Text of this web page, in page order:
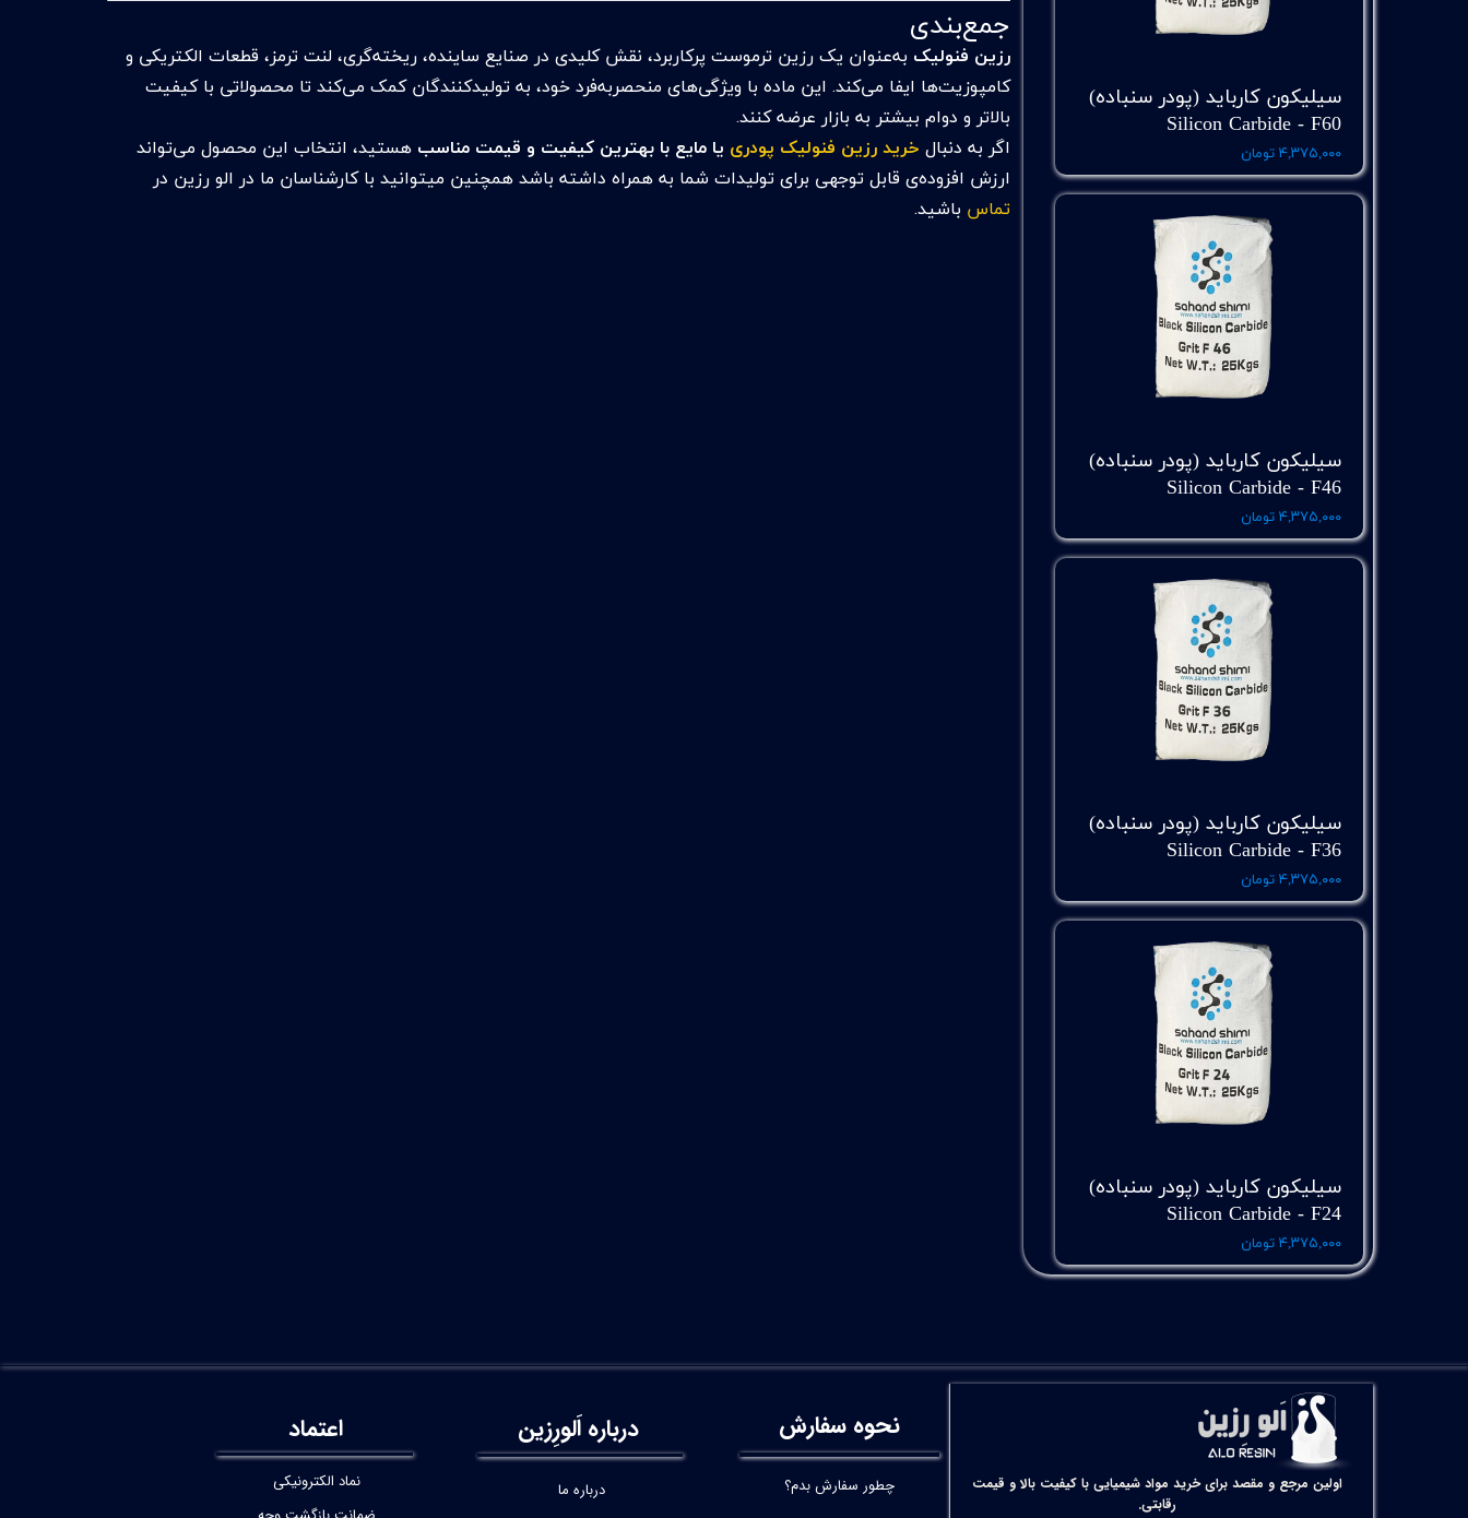
جمع‌بندی
رزین فنولیک به‌عنوان یک رزین ترموست پرکاربرد، نقش کلیدی در صنایع ساینده، ریخته‌گری، لنت ترمز، قطعات الکتریکی و
کامپوزیت‌ها ایفا می‌کند. این ماده با ویژگی‌های منحصربه‌فرد خود، به تولیدکنندگان کمک می‌کند تا محصولاتی با کیفیت
بالاتر و دوام بیشتر به بازار عرضه کنند.
اگر به دنبال خرید رزین فنولیک پودری یا مایع با بهترین کیفیت و قیمت مناسب هستید، انتخاب این محصول می‌تواند
ارزش افزوده‌ی قابل توجهی برای تولیدات شما به همراه داشته باشد همچنین میتوانید با کارشناسان ما در الو رزین در
تماس باشید.
سیلیکون کارباید (پودر سنباده)
Silicon Carbide - F60
۴,۳۷۵,۰۰۰ تومان
سیلیکون کارباید (پودر سنباده)
Silicon Carbide - F46
۴,۳۷۵,۰۰۰ تومان
سیلیکون کارباید (پودر سنباده)
Silicon Carbide - F36
۴,۳۷۵,۰۰۰ تومان
سیلیکون کارباید (پودر سنباده)
Silicon Carbide - F24
۴,۳۷۵,۰۰۰ تومان
اولین مرجع و مقصد برای خرید مواد شیمیایی با کیفیت بالا و قیمت
رقابتی.
نحوه سفارش
چطور سفارش بدم؟
اعتماد
نماد الکترونیکی
درباره اَلورِزین
درباره ما